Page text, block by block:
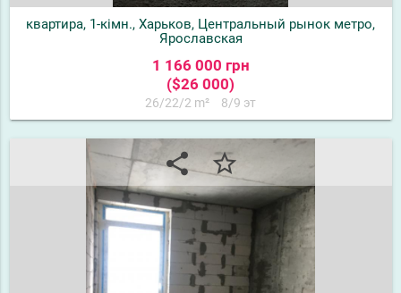
квартира, 1-кімн., Харьков, Центральный рынок метро,
Ярославская
1 166 000 грн
($26 000)
26/22/2 m² 8/9 эт
share star_border